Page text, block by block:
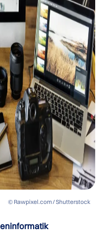
© Rawpixel.com / Shutterstock